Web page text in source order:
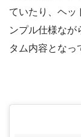
ていたり、ヘッ
ンプル仕様なが
タム内容となっ